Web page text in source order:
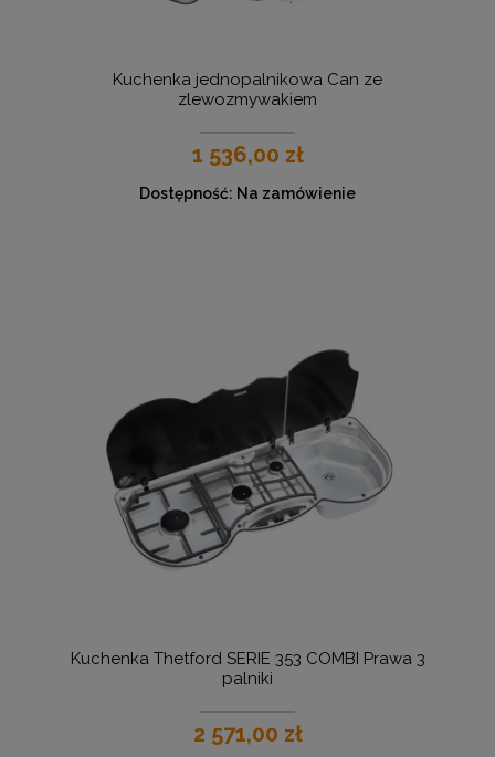
Kuchenka jednopalnikowa Can ze
zlewozmywakiem
1 536,00 zł
Dostępność: Na zamówienie
Kuchenka Thetford SERIE 353 COMBI Prawa 3
palniki
2 571,00 zł